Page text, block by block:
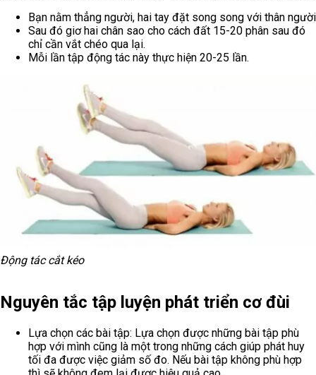
Bạn nằm thẳng người, hai tay đặt song song với thân người
Sau đó giơ hai chân sao cho cách đất 15-20 phân sau đó
chỉ cần vắt chéo qua lại.
Mỗi lần tập động tác này thực hiện 20-25 lần.
Động tác cắt kéo
Nguyên tắc tập luyện phát triển cơ đùi
Lựa chọn các bài tập: Lựa chọn được những bài tập phù
hợp với mình cũng là một trong những cách giúp phát huy
tối đa được việc giảm số đo. Nếu bài tập không phù hợp